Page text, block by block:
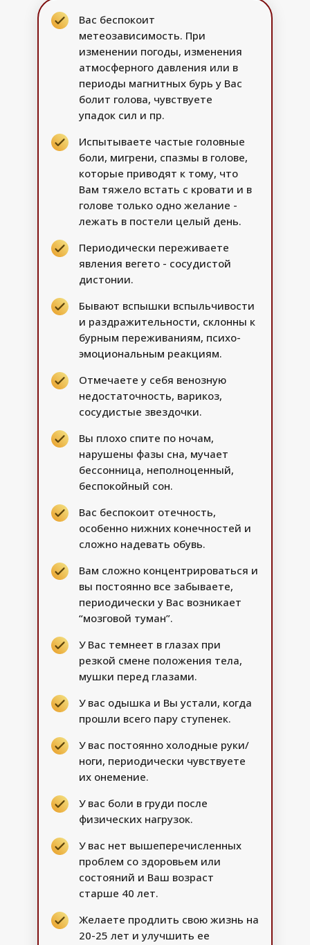
Бывают вспышки вспыльчивости
и раздражительности, склонны к
бурным переживаниям, психо-
эмоциональным реакциям.
Отмечаете у себя венозную
недостаточность, варикоз,
сосудистые звездочки.
Испытываете частые головные
боли, мигрени, спазмы в голове,
которые приводят к тому, что
Вам тяжело встать с кровати и в
голове только одно желание -
лежать в постели целый день.
Вы плохо спите по ночам,
нарушены фазы сна, мучает
бессонница, неполноценный,
беспокойный сон.
Вас беспокоит
метеозависимость. При
изменении погоды, изменения
атмосферного давления или в
периоды магнитных бурь у Вас
болит голова, чувствуете
упадок сил и пр.
Периодически переживаете
явления вегето - сосудистой
дистонии.
Вас беспокоит отечность,
особенно нижних конечностей и
сложно надевать обувь.
Вам сложно концентрироваться и
вы постоянно все забываете,
периодически у Вас возникает
“мозговой туман”.
У Вас темнеет в глазах при
резкой смене положения тела,
мушки перед глазами.
У вас одышка и Вы устали, когда
прошли всего пару ступенек.
У вас постоянно холодные руки/
ноги, периодически чувствуете
их онемение.
У вас боли в груди после
физических нагрузок.
У вас нет вышеперечисленных
проблем со здоровьем или
состояний и Ваш возраст
старше 40 лет.
Желаете продлить свою жизнь на
20-25 лет и улучшить ее